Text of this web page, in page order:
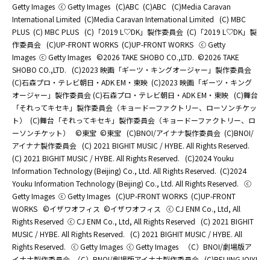
Getty Images ⓒ Getty Images (C)ABC (C)ABC (C)Media Caravan
International Limited (C)Media Caravan International Limited (C) MBC
PLUS (C) MBC PLUS (C)「2019 L♡DK」製作委員会 (C)「2019 L♡DK」製
作委員会 (C)UP-FRONT WORKS (C)UP-FRONT WORKS ⓒ Getty
Images ⓒ Getty Images ©2026 TAKE SHOBO CO.,LTD. ©2026 TAKE
SHOBO CO.,LTD. (C)2023 映画「ギーツ・キングオージャー」製作委員会
(C)石森プロ・テレビ朝日・ADK EM・東映 (C)2023 映画「ギーツ・キング
オージャー」製作委員会 (C)石森プロ・テレビ朝日・ADK EM・東映 (C)舞台
「それってキセキ」製作委員会（キョードーファクトリー、ローソンチケッ
ト）
(C)舞台「それってキセキ」製作委員会（キョードーファクトリー、ロ
ーソンチケット）
©東宝 ©東宝 (C)BNOI/アイナナ製作委員会 (C)BNOI/
アイナナ製作委員会 (C) 2021 BIGHIT MUSIC / HYBE. All Rights Reserved.
(C) 2021 BIGHIT MUSIC / HYBE. All Rights Reserved. (C)2024 Youku
Information Technology (Beijing) Co., Ltd. All Rights Reserved. (C)2024
Youku Information Technology (Beijing) Co., Ltd. All Rights Reserved. ⓒ
Getty Images ⓒ Getty Images (C)UP-FRONT WORKS (C)UP-FRONT
WORKS ©イザワオフィス ©イザワオフィス
ⓒ CJ ENM Co., Ltd, All
Rights Reserved ⓒ CJ ENM Co., Ltd, All Rights Reserved (C) 2021 BIGHIT
MUSIC / HYBE. All Rights Reserved. (C) 2021 BIGHIT MUSIC / HYBE. All
Rights Reserved. ⓒ Getty Images ⓒ Getty Images
（C）BNOI/劇場版ア